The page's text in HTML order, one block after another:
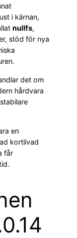
i kärnan,
nullfs,
stöd för nya
det om
hårdvara
en
kortlivad
får